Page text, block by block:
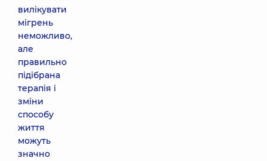
вилікувати
мігрень
неможливо,
але
правильно
підібрана
терапія і
зміни
способу
життя
можуть
значно